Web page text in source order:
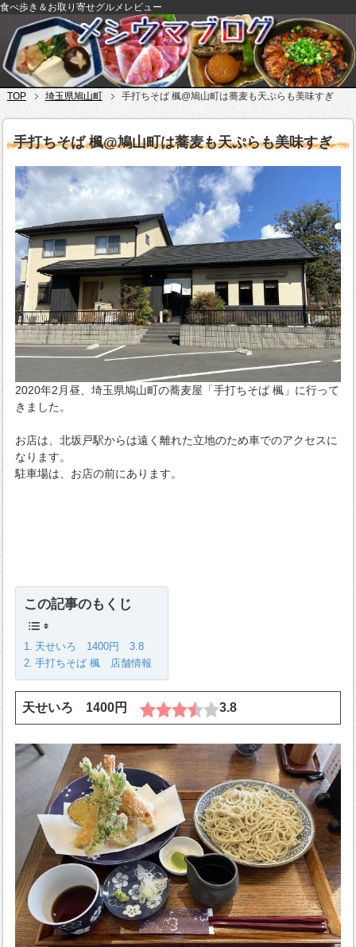
食べ歩き＆お取り寄せグルメレビュー
TOP 埼玉県鳩山町 手打ちそば 楓@鳩山町は蕎麦も天ぷらも美味すぎ
手打ちそば 楓@鳩山町は蕎麦も天ぷらも美味すぎ
2020年2月昼、埼玉県鳩山町の蕎麦屋「手打ちそば 楓」に行って
きました。
お店は、北坂戸駅からは遠く離れた立地のため車でのアクセスに
なります。
駐車場は、お店の前にあります。
この記事のもくじ
天せいろ 1400円 3.8
手打ちそば 楓 店舗情報
天せいろ 1400円 3.8